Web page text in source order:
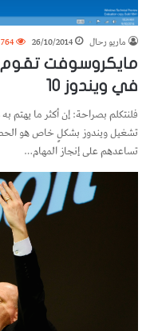
ماريو رحال 26/10/2014
مايكروسوفت تقوم
في ويندوز 10
فلنتكلم بصراحة: إن أكثر ما
تشغيل ويندوز بشكلٍ خاص هو
تساعدهم على إنجاز المهام…